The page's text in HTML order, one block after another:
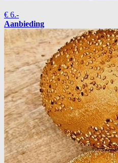
€ 6.-
Aanbieding